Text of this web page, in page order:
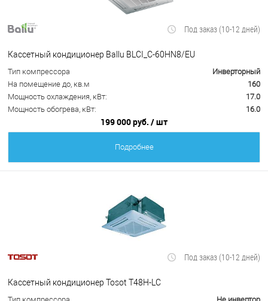
Под заказ (10-12 дней)
Кассетный кондиционер Ballu BLCI_C-60HN8/EU
Тип компрессора
Инверторный
На помещение до, кв.м
160
Мощность охлаждения, кВт:
17.0
Мощность обогрева, кВт:
16.0
199 000 руб. / шт
Подробнее
Под заказ (10-12 дней)
Кассетный кондиционер Tosot T48H-LC